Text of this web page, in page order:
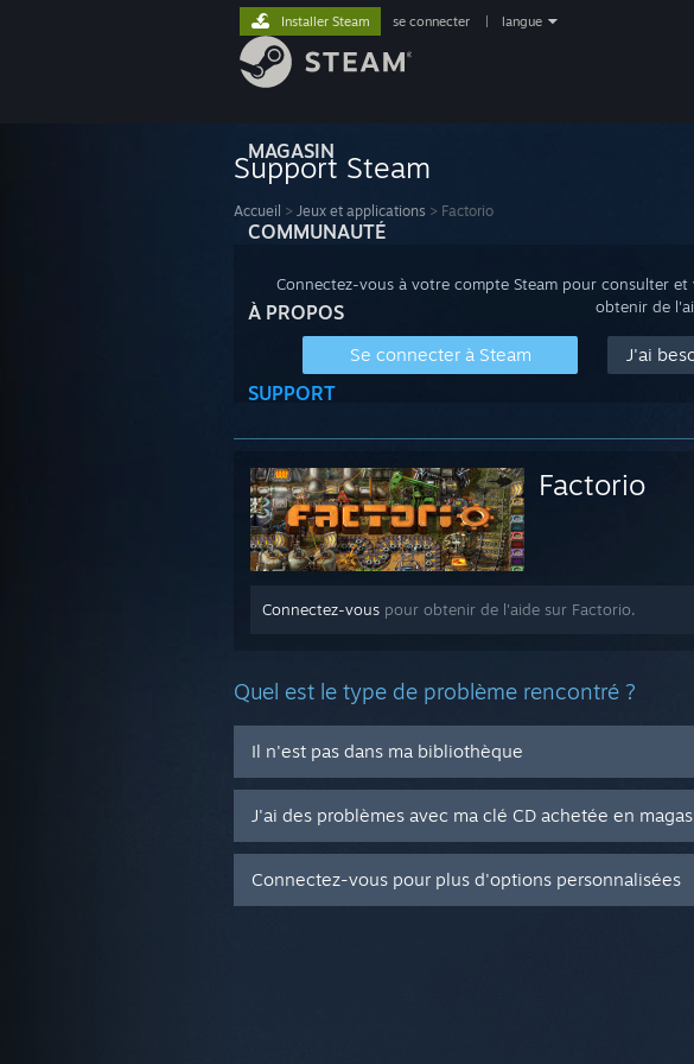
MAGASIN
COMMUNAUTÉ
À PROPOS
SUPPORT
Installer Steam se connecter langue
Support Steam
Accueil > Jeux et applications > Factorio
Connectez-vous à votre compte Steam pour consulter
obtenir de
Se connecter à Steam J'ai
Factorio
Connectez-vous pour obtenir de l'aide sur Factorio.
Quel est le type de problème rencontré ?
Il n'est pas dans ma bibliothèque
J'ai des problèmes avec ma clé CD achetée en
Connectez-vous pour plus d'options personnalisées